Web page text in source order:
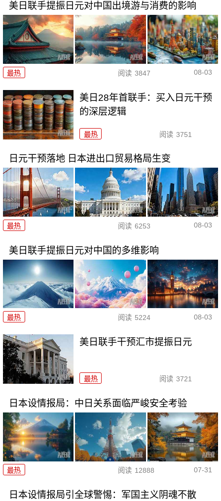
美日联手提振日元对中国出境游与消费的影响
最热 阅读 3847 08-03
美日28年首联手：买入日元干预
的深层逻辑
最热 阅读 3751
日元干预落地 日本进出口贸易格局生变
最热 阅读 6253 08-03
美日联手提振日元对中国的多维影响
最热 阅读 5224 08-03
美日联手干预汇市提振日元
最热 阅读 3721
日本设情报局：中日关系面临严峻安全考验
最热 阅读 12888 07-31
日本设情报局引全球警惕：军国主义阴魂不散